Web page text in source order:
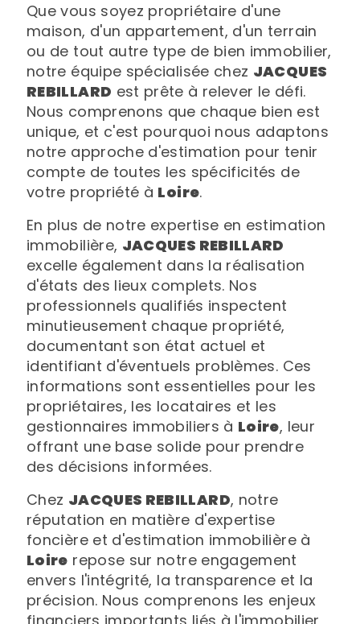
Que vous soyez propriétaire d'une
maison, d'un appartement, d'un terrain
ou de tout autre type de bien immobilier,
notre équipe spécialisée chez JACQUES
REBILLARD est prête à relever le défi.
Nous comprenons que chaque bien est
unique, et c'est pourquoi nous adaptons
notre approche d'estimation pour tenir
compte de toutes les spécificités de
votre propriété à Loire.
En plus de notre expertise en estimation
immobilière, JACQUES REBILLARD
excelle également dans la réalisation
d'états des lieux complets. Nos
professionnels qualifiés inspectent
minutieusement chaque propriété,
documentant son état actuel et
identifiant d'éventuels problèmes. Ces
informations sont essentielles pour les
propriétaires, les locataires et les
gestionnaires immobiliers à Loire, leur
offrant une base solide pour prendre
des décisions informées.
Chez JACQUES REBILLARD, notre
réputation en matière d'expertise
foncière et d'estimation immobilière à
Loire repose sur notre engagement
envers l'intégrité, la transparence et la
précision. Nous comprenons les enjeux